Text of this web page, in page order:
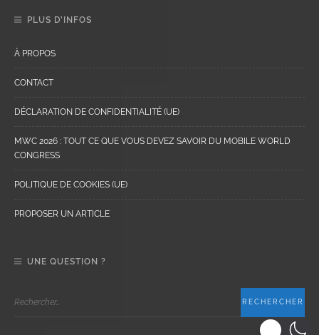
PLUS D’INFOS
À PROPOS
CONTACT
DÉCLARATION DE CONFIDENTIALITÉ (UE)
MWC 2026 : TOUT CE QUE VOUS DEVEZ SAVOIR DU MOBILE WORLD
CONGRESS
POLITIQUE DE COOKIES (UE)
PROPOSER UN ARTICLE
UNE QUESTION ?